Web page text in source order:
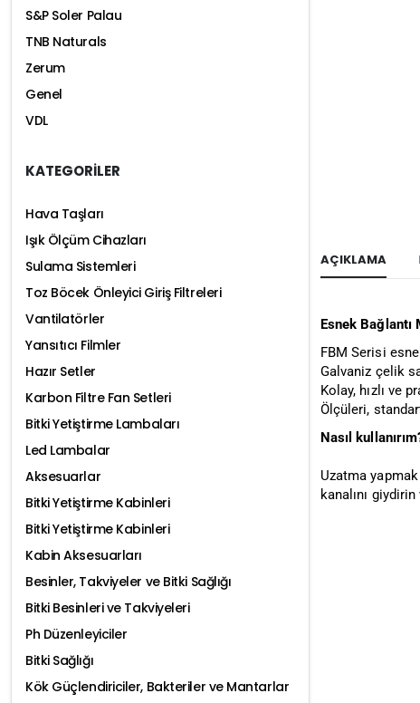
AÇIKLAMA
Esnek Bağlantı
FBM Serisi
Galvaniz çelik
Kolay, hızlı ve
Ölçüleri,
Nasıl
Uzatma
kanalını
S&P Soler Palau
TNB Naturals
Zerum
Genel
VDL
KATEGORİLER
Hava Taşları
Işık Ölçüm Cihazları
Sulama Sistemleri
Toz Böcek Önleyici Giriş Filtreleri
Vantilatörler
Yansıtıcı Filmler
Hazır Setler
Karbon Filtre Fan Setleri
Bitki Yetiştirme Lambaları
Led Lambalar
Aksesuarlar
Bitki Yetiştirme Kabinleri
Bitki Yetiştirme Kabinleri
Kabin Aksesuarları
Besinler, Takviyeler ve Bitki Sağlığı
Bitki Besinleri ve Takviyeleri
Ph Düzenleyiciler
Bitki Sağlığı
Kök Güçlendiriciler, Bakteriler ve Mantarlar